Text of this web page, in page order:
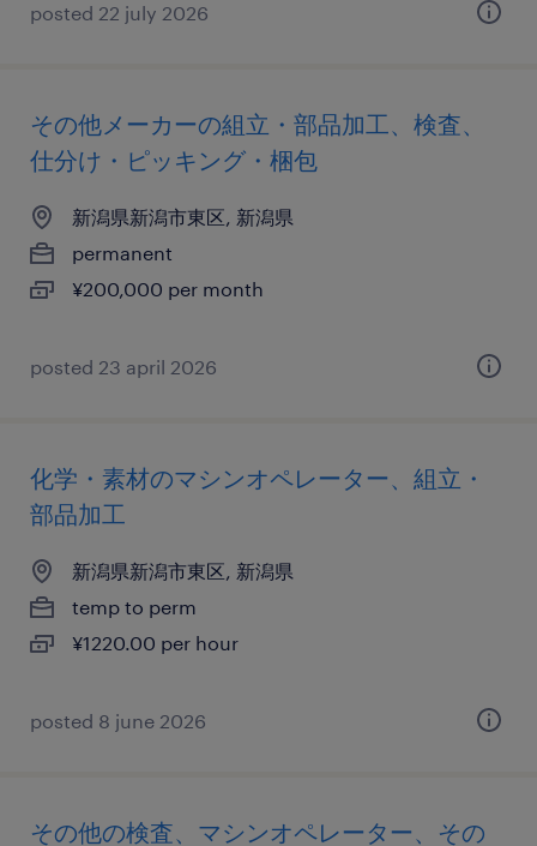
posted 22 july 2026
その他メーカーの組立・部品加工、検査、
仕分け・ピッキング・梱包
新潟県新潟市東区, 新潟県
permanent
¥200,000 per month
posted 23 april 2026
化学・素材のマシンオペレーター、組立・
部品加工
新潟県新潟市東区, 新潟県
temp to perm
¥1220.00 per hour
posted 8 june 2026
その他の検査、マシンオペレーター、その